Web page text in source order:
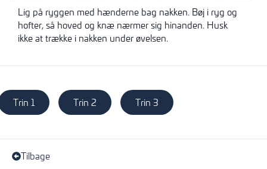
Lig på ryggen med hænderne bag nakken. Bøj i ryg og
hofter, så hoved og knæ nærmer sig hinanden. Husk
ikke at trække i nakken under øvelsen.
Trin 1 Trin 2 Trin 3
Tilbage